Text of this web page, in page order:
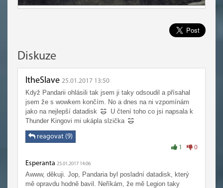
Diskuze
ItheSlave 25.01.2017 13:50
Když Pandarii ohlásili tak jsem ji taky odsoudil a přísahal
jsem že s wowkem končím. No a dnes na ni vzpomínám
jako na nejlepší datadisk
U čtení toho co jsi napsala k
Thunder Kingovi mi ukápla slzička
reagovat (9)
1 0
Esperanta 25.01.2017 14:06
Awww, děkuji. Jop, Pandaria byl posladní datadisk, který
mě opravdu hodně bavil. Neříkám, že mě Legion taky